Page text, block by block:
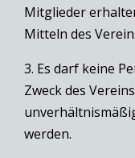
Mitglieder
Mitteln des
3. Es darf keine
Zweck des
werden.